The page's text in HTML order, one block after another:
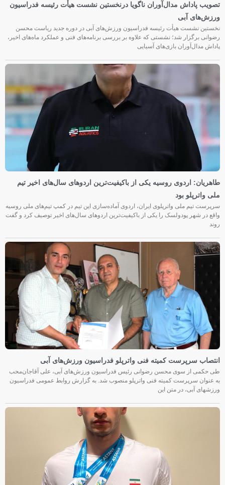
تصویب پاداش مدال‌آوران ناگویا درنخستین نشست هیأت رئیسه فدراسیون
ورزش‌های آبی
نخستین نشست هیأت رئیسه فدراسیون ورزش‌های آبی در دوره جدید ریاست محسن
رضوانی برگزار شد؛ نشستی که علاوه بر بررسی برنامه‌های فنی و عملکرد ماه‌های اخیر،
پاداش مدال‌آوران بازی‌های آسیایی
طاهریان: اردوی روسیه یکی از باکیفیت‌ترین اردوهای سال‌های اخیر تیم
ملی واترپلو بود
سرپرست تیم ملی واترپلوی ایران، اردوی آماده‌سازی این تیم در کمپ تیم‌های ملی روسیه
واقع در شهر پودولسک را یکی از باکیفیت‌ترین اردوهای سال‌های اخیر توصیف کرد و گفت
روند
انتصاب سرپرست کمیته فنی واترپلو فدراسیون ورزش‌های آبی
طی حکمی از سوی محسن رضوانی رئیس فدراسیون ورزش‌های آبی، علی آقاجان‌محب
به عنوان سرپرست کمیته فنی واترپلو منصوب شد. به گزارش روابط عمومی فدراسیون
ورزشهای آبی، در متن این